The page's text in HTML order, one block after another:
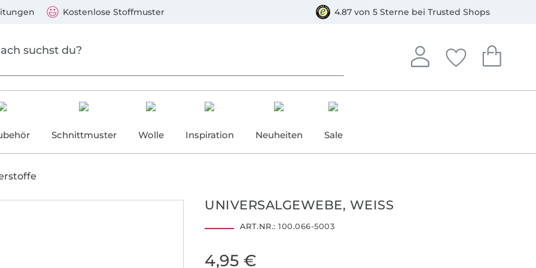
Kostenlose Stoffmuster 4.87 von 5 Sterne bei Trusted Shops
Anmelden
In deinem Konto
Deine
Du hast keine
Dein
Du hast
Schnittmuster Wolle Inspiration Neuheiten Sale
UNIVERSALGEWEBE, WEISS
ART.NR.: 100.066-5003
4,95 €
Mastercard, PayPal, Giropay, Kauf auf Rechnung, Vorkasse